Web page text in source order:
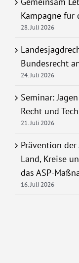
Kampagne für
28. Juli 2026
Bundesrecht
24. Juli 2026
Seminar:
Recht und
21. Juli 2026
Prävention
Land, Kreise
das ASP-
16. Juli 2026